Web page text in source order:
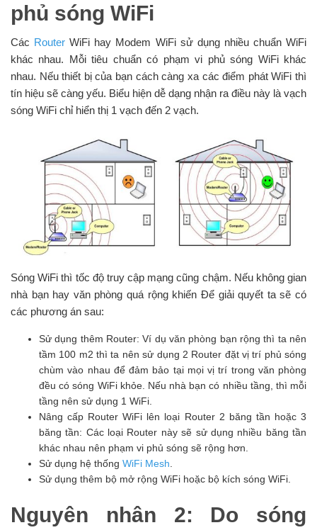
phủ sóng WiFi
Các Router WiFi hay Modem WiFi sử dụng nhiều chuẩn WiFi
khác nhau. Mỗi tiêu chuẩn có phạm vi phủ sóng WiFi khác
nhau. Nếu thiết bị của bạn cách càng xa các điểm phát WiFi thì
tín hiệu sẽ càng yếu. Biểu hiện dễ dạng nhận ra điều này là vạch
sóng WiFi chỉ hiển thị 1 vạch đến 2 vạch.
Sóng WiFi thì tốc độ truy cập mạng cũng chậm. Nếu không gian
nhà bạn hay văn phòng quá rộng khiến Để giải quyết ta sẽ có
các phương án sau:
Sử dụng thêm Router: Ví dụ văn phòng bạn rộng thì ta nên
tầm 100 m2 thì ta nên sử dụng 2 Router đặt vị trí phủ sóng
chùm vào nhau để đảm bảo tại mọi vị trí trong văn phòng
đều có sóng WiFi khỏe. Nếu nhà bạn có nhiều tầng, thì mỗi
tầng nên sử dụng 1 WiFi.
Nâng cấp Router WiFi lên loại Router 2 băng tần hoặc 3
băng tần: Các loại Router này sẽ sử dụng nhiều băng tần
khác nhau nên phạm vi phủ sóng sẽ rộng hơn.
Sử dụng hệ thống WiFi Mesh
Sử dụng thêm bộ mở rộng WiFi hoặc bộ kích sóng WiFi.
Nguyên nhân 2: Do sóng